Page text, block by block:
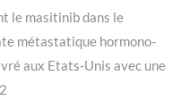
le masitinib dans le
métastatique hormono-
aux Etats-Unis avec une